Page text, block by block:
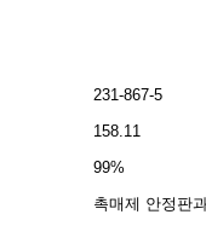
231-867-5
158.11
99%
촉매제 안정판